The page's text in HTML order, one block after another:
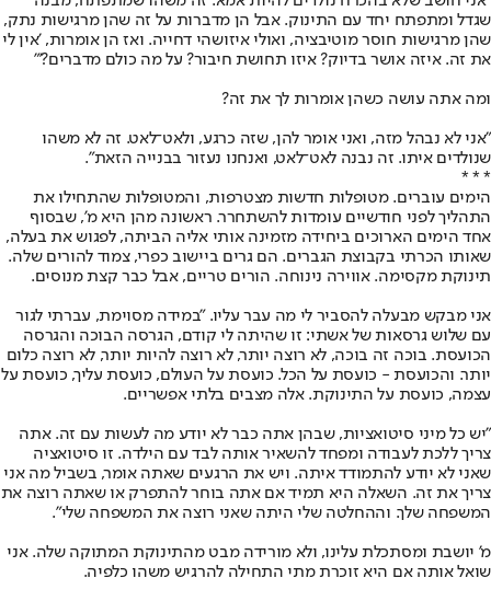
שגדל ומתפתח יחד עם התינוק. אבל הן מדברות על זה שהן מרגישות נתק,
שהן מרגישות חוסר מוטיבציה, ואולי איזושהי דחייה. ואז הן אומרות, 'אין לי
את זה. איזה אושר בדיוק? איזו תחושת חיבור? על מה כולם מדברים?'"
ומה אתה עושה כשהן אומרות לך את זה?
"אני לא נבהל מזה, ואני אומר להן, שזה כרגע, ולאט־לאט. זה לא משהו
שנולדים איתו. זה נבנה לאט־לאט, ואנחנו נעזור בבנייה הזאת".
* * *
הימים עוברים. מטופלות חדשות מצטרפות, והמטופלות שהתחילו את
התהליך לפני חודשיים עומדות להשתחרר. ראשונה מהן היא מ', שבסוף
אחד הימים הארוכים ביחידה מזמינה אותי אליה הביתה, לפגוש את בעלה,
שאותו הכרתי בקבוצת הגברים. הם גרים ביישוב כפרי, צמוד להורים שלה.
תינוקת מקסימה. אווירה נינוחה. הורים טריים, אבל כבר קצת מנוסים.
אני מבקש מבעלה להסביר לי מה עבר עליו. "במידה מסוימת, עברתי לגור
עם שלוש גרסאות של אשתי: זו שהיתה לי קודם, הגרסה הבוכה והגרסה
הכועסת. בוכה זה בוכה, לא רוצה יותר, לא רוצה להיות יותר, לא רוצה כלום
יותר. והכועסת - כועסת על הכל. כועסת על העולם, כועסת עליך, כועסת על
עצמה, כועסת על התינוקת. אלה מצבים בלתי אפשריים.
"יש כל מיני סיטואציות, שבהן אתה כבר לא יודע מה לעשות עם זה. אתה
צריך ללכת לעבודה ומפחד להשאיר אותה לבד עם הילדה. זו סיטואציה
שאני לא יודע להתמודד איתה. ויש את הרגעים שאתה אומר, בשביל מה אני
צריך את זה. השאלה היא תמיד אם אתה בוחר להתפרק או שאתה רוצה את
המשפחה שלך. וההחלטה שלי היתה שאני רוצה את המשפחה שלי".
מ' יושבת ומסתכלת עלינו, ולא מורידה מבט מהתינוקת המתוקה שלה. אני
שואל אותה אם היא זוכרת מתי התחילה להרגיש משהו כלפיה.